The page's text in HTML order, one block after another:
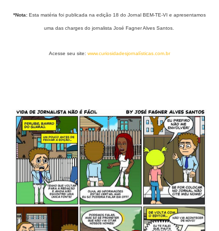
*Nota: Esta matéria foi publicada na edição 18 do Jornal BEM-TE-VI e apresentamos
uma das charges do jornalista José Fagner Alves Santos.
Acesse seu site: www.curiosidadesjornalísticas.com.br